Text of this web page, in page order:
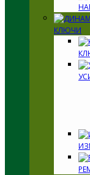
КЛЮЧИ